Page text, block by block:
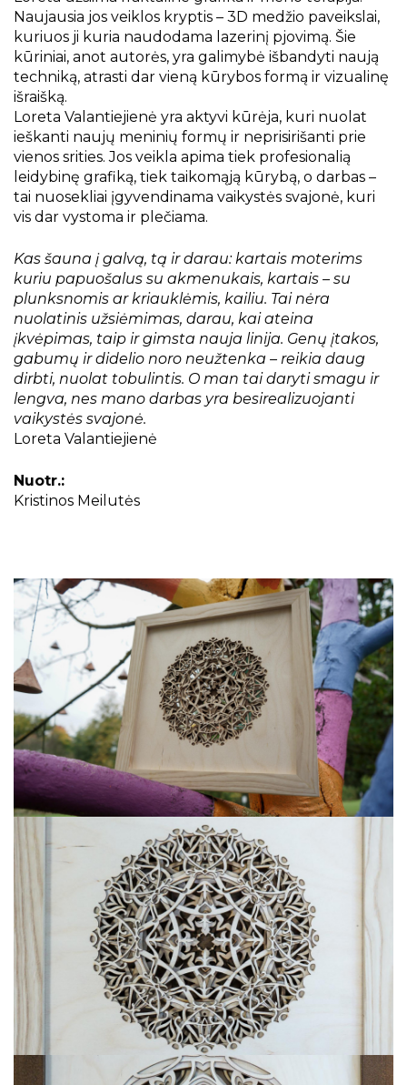
Naujausia jos veiklos kryptis – 3D medžio paveikslai,
kuriuos ji kuria naudodama lazerinį pjovimą. Šie
kūriniai, anot autorės, yra galimybė išbandyti naują
techniką, atrasti dar vieną kūrybos formą ir vizualinę
išraišką.
Loreta Valantiejienė yra aktyvi kūrėja, kuri nuolat
ieškanti naujų meninių formų ir neprisirišanti prie
vienos srities. Jos veikla apima tiek profesionalią
leidybinę grafiką, tiek taikomąją kūrybą, o darbas –
tai nuosekliai įgyvendinama vaikystės svajonė, kuri
vis dar vystoma ir plečiama.
Kas šauna į galvą, tą ir darau: kartais moterims
kuriu papuošalus su akmenukais, kartais – su
plunksnomis ar kriauklėmis, kailiu. Tai nėra
nuolatinis užsiėmimas, darau, kai ateina
įkvėpimas, taip ir gimsta nauja linija. Genų įtakos,
gabumų ir didelio noro neužtenka – reikia daug
dirbti, nuolat tobulintis. O man tai daryti smagu ir
lengva, nes mano darbas yra besirealizuojanti
vaikystės svajonė.
Loreta Valantiejienė
Nuotr.:
Kristinos Meilutės